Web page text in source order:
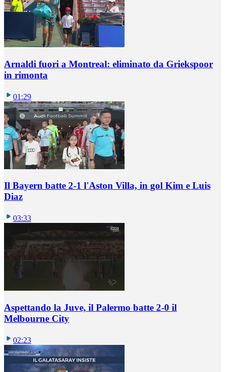
Arnaldi fuori a Montreal: eliminato da Griekspoor
in rimonta
01:29
Il Bayern batte 2-1 l'Aston Villa, in gol Kim e Luis
Diaz
03:33
Aspettando la Juve, il Palermo batte 2-0 il
Melbourne City
02:23